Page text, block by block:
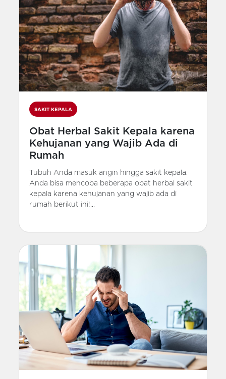
SAKIT KEPALA
Obat Herbal Sakit Kepala karena
Kehujanan yang Wajib Ada di
Rumah
Tubuh Anda masuk angin hingga sakit kepala.
Anda bisa mencoba beberapa obat herbal sakit
kepala karena kehujanan yang wajib ada di
rumah berikut ini!...